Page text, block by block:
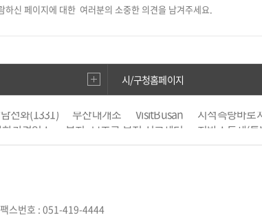
시/구청홈페이지
한가격업소 복지·보조금 부정 신고센터
지방소득세(
스번호 : 051-419-4444